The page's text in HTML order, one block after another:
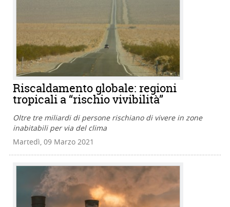
Riscaldamento globale: regioni
tropicali a “rischio vivibilità”
Oltre tre miliardi di persone rischiano di vivere in zone
inabitabili per via del clima
Martedì, 09 Marzo 2021